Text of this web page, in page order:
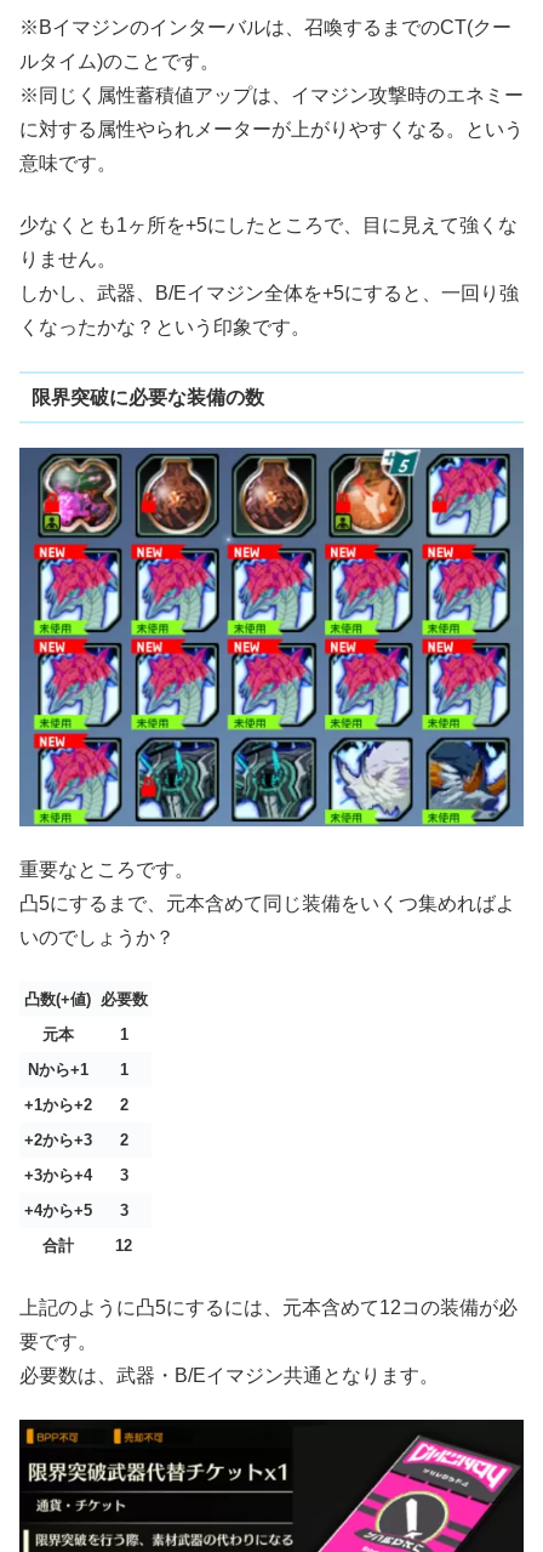
※Bイマジンのインターバルは、召喚するまでのCT(クー
ルタイム)のことです。
※同じく属性蓄積値アップは、イマジン攻撃時のエネミー
に対する属性やられメーターが上がりやすくなる。という
意味です。
少なくとも1ヶ所を+5にしたところで、目に見えて強くな
りません。
しかし、武器、B/Eイマジン全体を+5にすると、一回り強
くなったかな？という印象です。
限界突破に必要な装備の数
重要なところです。
凸5にするまで、元本含めて同じ装備をいくつ集めればよ
いのでしょうか？
凸数(+値) 必要数
元本
1
Nから+1
1
+1から+2
2
+2から+3
2
+3から+4
3
+4から+5
3
合計
12
上記のように凸5にするには、元本含めて12コの装備が必
要です。
必要数は、武器・B/Eイマジン共通となります。